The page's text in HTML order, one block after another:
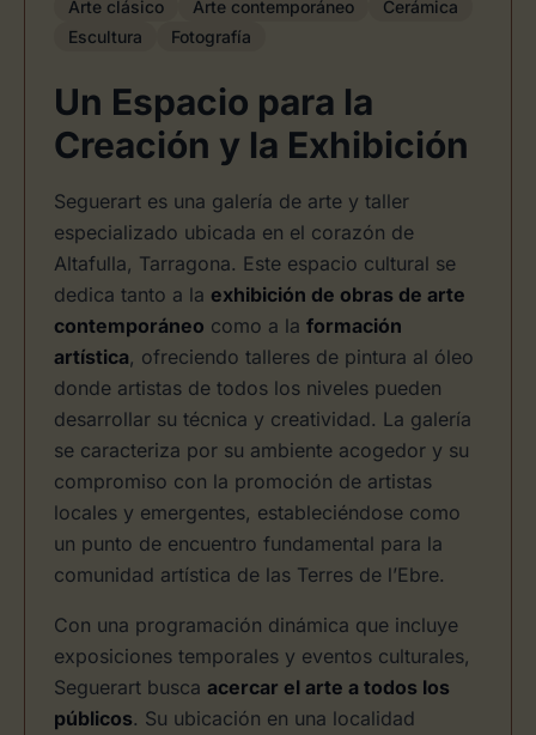
Arte clásico Arte contemporáneo
Cerámica
Escultura
Fotografía
Un Espacio para la
Creación y la Exhibición
Seguerart es una galería de arte y taller
especializado ubicada en el corazón de
Altafulla, Tarragona. Este espacio cultural se
dedica tanto a la exhibición de obras de arte
contemporáneo como a la formación
artística, ofreciendo talleres de pintura al óleo
donde artistas de todos los niveles pueden
desarrollar su técnica y creatividad. La galería
se caracteriza por su ambiente acogedor y su
compromiso con la promoción de artistas
locales y emergentes, estableciéndose como
un punto de encuentro fundamental para la
comunidad artística de las Terres de l’Ebre.
Con una programación dinámica que incluye
exposiciones temporales y eventos culturales,
Seguerart busca acercar el arte a todos los
públicos. Su ubicación en una localidad